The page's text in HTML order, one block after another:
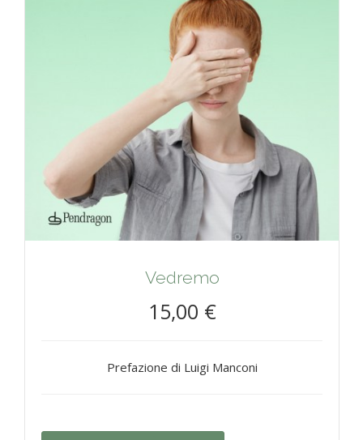
Vedremo
15,00 €
Prefazione di Luigi Manconi